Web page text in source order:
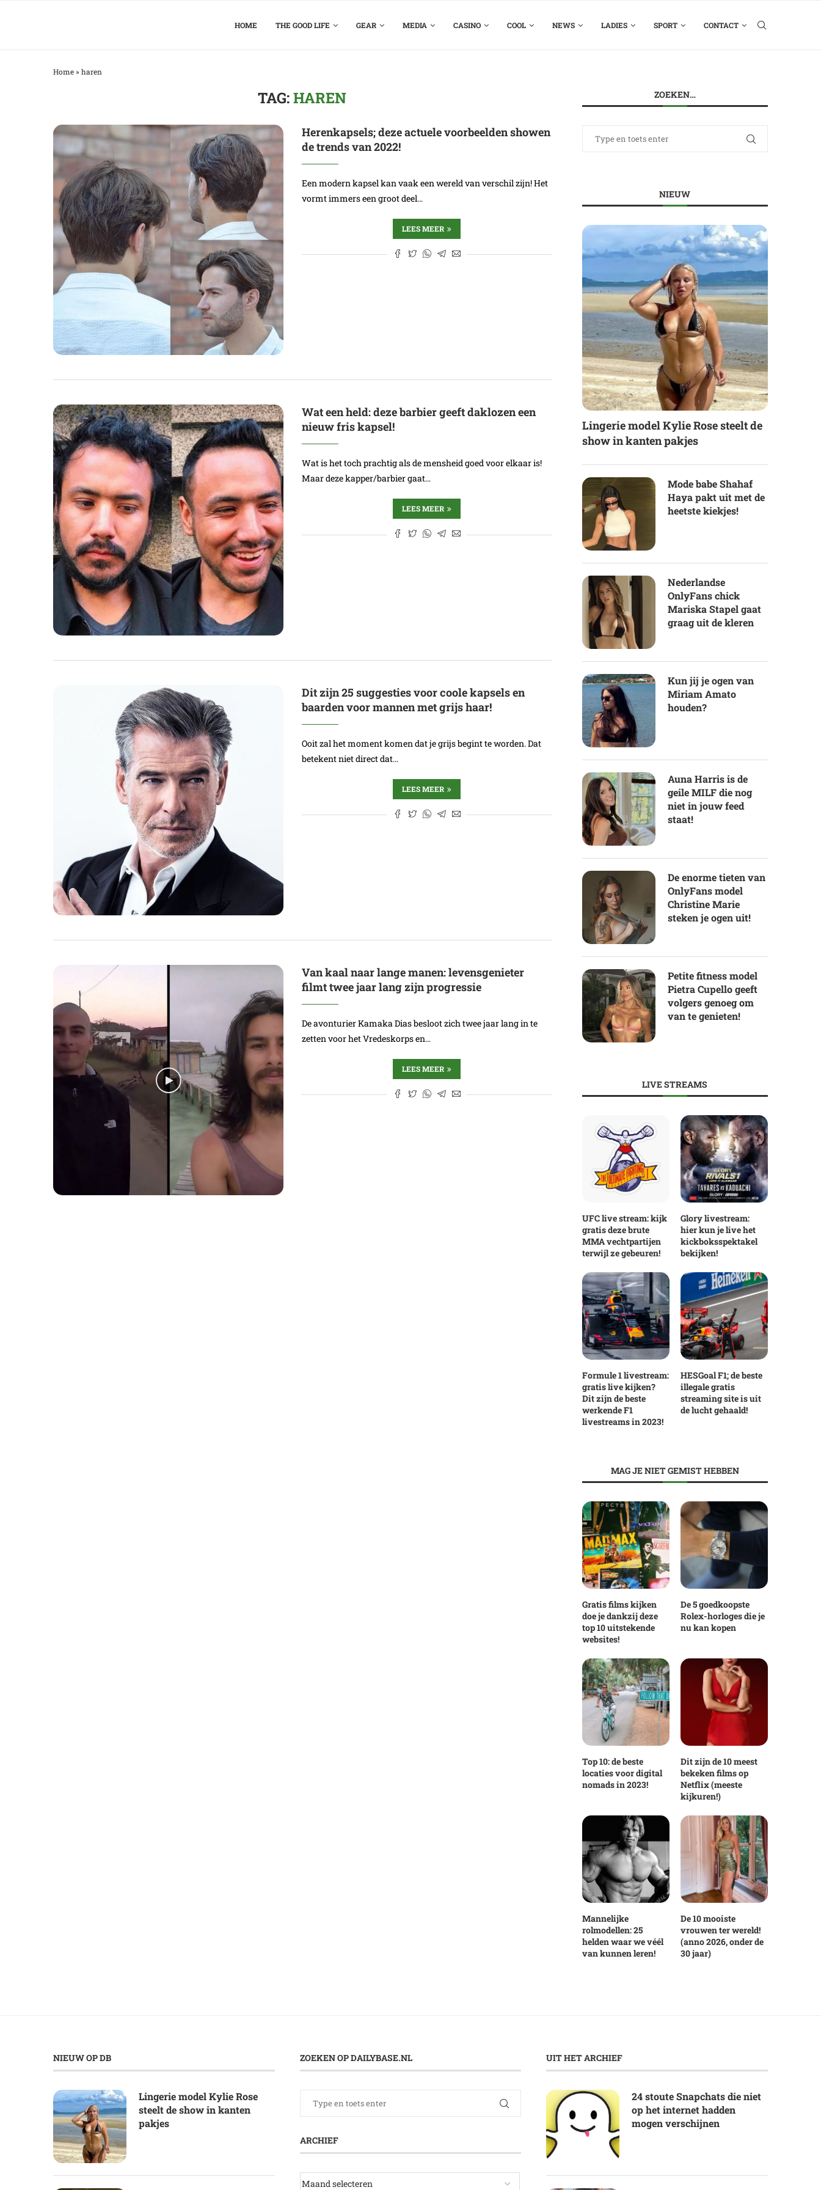
HOME THE GOOD LIFE GEAR MEDIA CASINO COOL NEWS LADIES SPORT CONTACT
Home» haren
TAG:HAREN
Herenkapsels; deze actuele voorbeelden showen
de trends van 2022!
Een modern kapsel kan vaak een wereld van verschil zijn! Het
vormt immers een groot deel…
LEES MEER
Wat een held: deze barbier geeft daklozen een
nieuw fris kapsel!
Wat is het toch prachtig als de mensheid goed voor elkaar is!
Maar deze kapper/barbier gaat…
LEES MEER
Dit zijn 25 suggesties voor coole kapsels en
baarden voor mannen met grijs haar!
Ooit zal het moment komen dat je grijs begint te worden. Dat
betekent niet direct dat…
LEES MEER
Van kaal naar lange manen: levensgenieter
filmt twee jaar lang zijn progressie
De avonturier Kamaka Dias besloot zich twee jaar lang in te
zetten voor het Vredeskorps en…
LEES MEER
ZOEKEN…
NIEUW
Lingerie model Kylie Rose steelt de
show in kanten pakjes
Mode babe Shahaf
Haya pakt uit met de
heetste kiekjes!
Nederlandse
OnlyFans chick
Mariska Stapel gaat
graag uit de kleren
Kun jij je ogen van
Miriam Amato
houden?
Auna Harris is de
geile MILF die nog
niet in jouw feed
staat!
De enorme tieten van
OnlyFans model
Christine Marie
steken je ogen uit!
Petite fitness model
Pietra Cupello geeft
volgers genoeg om
van te genieten!
LIVE STREAMS
UFC live stream: kijk
gratis deze brute
MMA vechtpartijen
terwijl ze gebeuren!
Glory livestream:
hier kun je live het
kickboksspektakel
bekijken!
Formule 1 livestream:
gratis live kijken?
Dit zijn de beste
werkende F1
livestreams in 2023!
HESGoal F1; de beste
illegale gratis
streaming site is uit
de lucht gehaald!
MAG JE NIET GEMIST HEBBEN
Gratis films kijken
doe je dankzij deze
top 10 uitstekende
websites!
De 5 goedkoopste
Rolex-horloges die je
nu kan kopen
Top 10: de beste
locaties voor digital
nomads in 2023!
Dit zijn de 10 meest
bekeken films op
Netflix (meeste
kijkuren!)
Mannelijke
rolmodellen: 25
helden waar we véél
van kunnen leren!
De 10 mooiste
vrouwen ter wereld!
(anno 2026, onder de
30 jaar)
NIEUW OP DB
Lingerie model Kylie Rose
steelt de show in kanten
pakjes
ZOEKEN OP DAILYBASE.NL
ARCHIEF
UIT HET ARCHIEF
24 stoute Snapchats die niet
op het internet hadden
mogen verschijnen